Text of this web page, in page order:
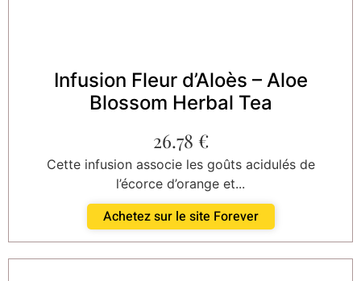
Infusion Fleur d’Aloès – Aloe
Blossom Herbal Tea
26.78 €
Cette infusion associe les goûts acidulés de
l’écorce d’orange et...
Achetez sur le site Forever